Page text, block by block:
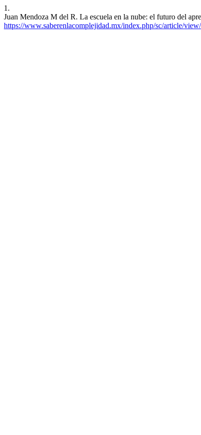
1.
Juan Mendoza M del R. La escuela en la nube: el futuro del
https://www.saberenlacomplejidad.mx/index.php/sc/article/